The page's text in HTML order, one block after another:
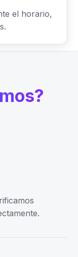
el horario,